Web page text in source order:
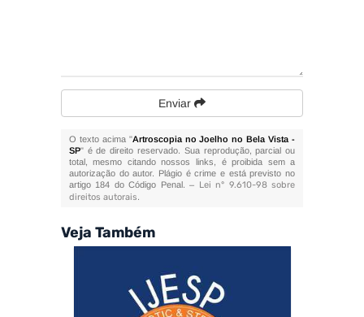
Enviar
O texto acima "Artroscopia no Joelho no Bela Vista -
SP" é de direito reservado. Sua reprodução, parcial ou
total, mesmo citando nossos links, é proibida sem a
autorização do autor. Plágio é crime e está previsto no
artigo 184 do Código Penal. – Lei n° 9.610-98 sobre
direitos autorais.
Veja Também